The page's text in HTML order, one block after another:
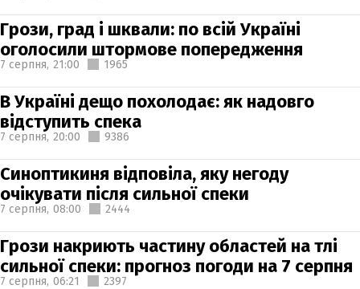
Грози, град і шквали: по всій Україні
оголосили штормове попередження
7 серпня, 21:00 1965
В Україні дещо похолодає: як надовго
відступить спека
7 серпня, 20:00 9386
Синоптикиня відповіла, яку негоду
очікувати після сильної спеки
7 серпня, 08:00 2444
Грози накриють частину областей на тлі
сильної спеки: прогноз погоди на 7 серпня
7 серпня, 06:21 2397